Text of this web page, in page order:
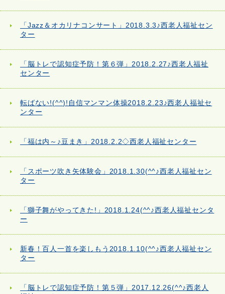
「Jazz＆オカリナコンサート」2018.3.3♪西老人福祉セン
ター
「脳トレで認知症予防！第６弾」2018.2.27♪西老人福祉
センター
転ばない!(^^)!自信マンマン体操2018.2.23♪西老人福祉セ
ンター
「福は内～♪豆まき」2018.2.2◇西老人福祉センター
「スポーツ吹き矢体験会」2018.1.30(^^♪西老人福祉セン
ター
「獅子舞がやってきた!」2018.1.24(^^♪西老人福祉センタ
ー
新春！百人一首を楽しもう2018.1.10(^^♪西老人福祉セン
ター
「脳トレで認知症予防！第５弾」2017.12.26(^^♪西老人